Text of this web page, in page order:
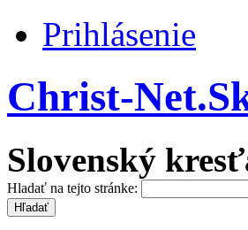
Prihlásenie
Christ-
Slovenský
Hladať na tejto stránke: